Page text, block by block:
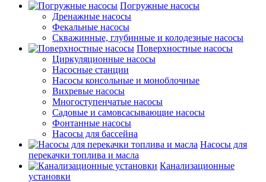
Погружные насосы
Дренажные насосы
Фекальные насосы
Скважинные, глубинные и колодезные насосы
Поверхностные насосы
Циркуляционные насосы
Насосные станции
Насосы консольные и моноблочные
Вихревые насосы
Многоступенчатые насосы
Садовые и самовсасывающие насосы
Фонтанные насосы
Насосы для бассейна
Насосы для
перекачки топлива и масла
Канализационные
установки